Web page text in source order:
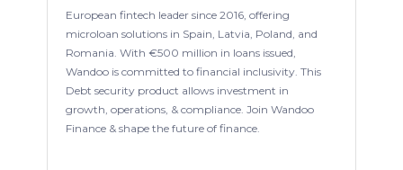
European fintech leader since 2016, offering
microloan solutions in Spain, Latvia, Poland, and
Romania. With €500 million in loans issued,
Wandoo is committed to financial inclusivity. This
Debt security product allows investment in
growth, operations, & compliance. Join Wandoo
Finance & shape the future of finance.